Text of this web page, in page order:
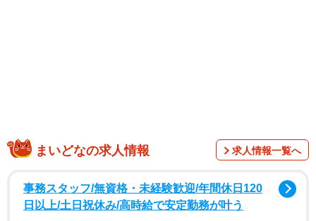
まいどなの求人情報 求人情報一覧へ
事務スタッフ/無資格・未経験歓迎/年間休日120
日以上/土日祝休み/高時給で安定勤務が叶う